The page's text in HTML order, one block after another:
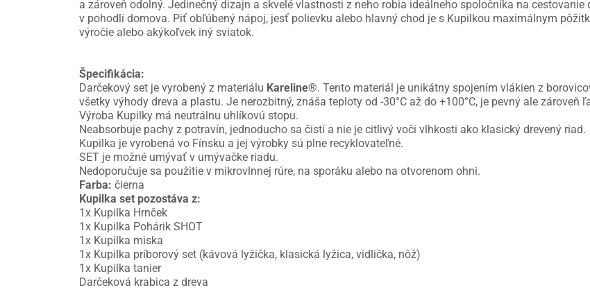
a zároveň odolný. Jedinečný dizajn a skvelé vlastnosti z neho robia ideálneho spoločníka na
v pohodlí domova. Piť obľúbený nápoj, jesť polievku alebo hlavný chod je s Kupilkou maximálnym
výročie alebo akýkoľvek iný sviatok.
Špecifikácia:
Darčekový set je vyrobený z materiálu Kareline®. Tento materiál je unikátny spojením vlákien z
všetky výhody dreva a plastu. Je nerozbitný, znáša teploty od -30°C až do +100°C, je pevný ale zároveň
Výroba Kupilky má neutrálnu uhlíkovú stopu.
Neabsorbuje pachy z potravín, jednoducho sa čistí a nie je citlivý voči vlhkosti ako klasický drevený riad.
Kupilka je vyrobená vo Fínsku a jej výrobky sú plne recyklovateľné.
SET je možné umývať v umývačke riadu.
Nedoporučuje sa použitie v mikrovlnnej rúre, na sporáku alebo na otvorenom ohni.
Farba: čierna
Kupilka set pozostáva z:
1x Kupilka Hrnček
1x Kupilka Pohárik SHOT
1x Kupilka miska
1x Kupilka príborový set (kávová lyžička, klasická lyžica, vidlička, nôž)
1x Kupilka tanier
Darčeková krabica z dreva